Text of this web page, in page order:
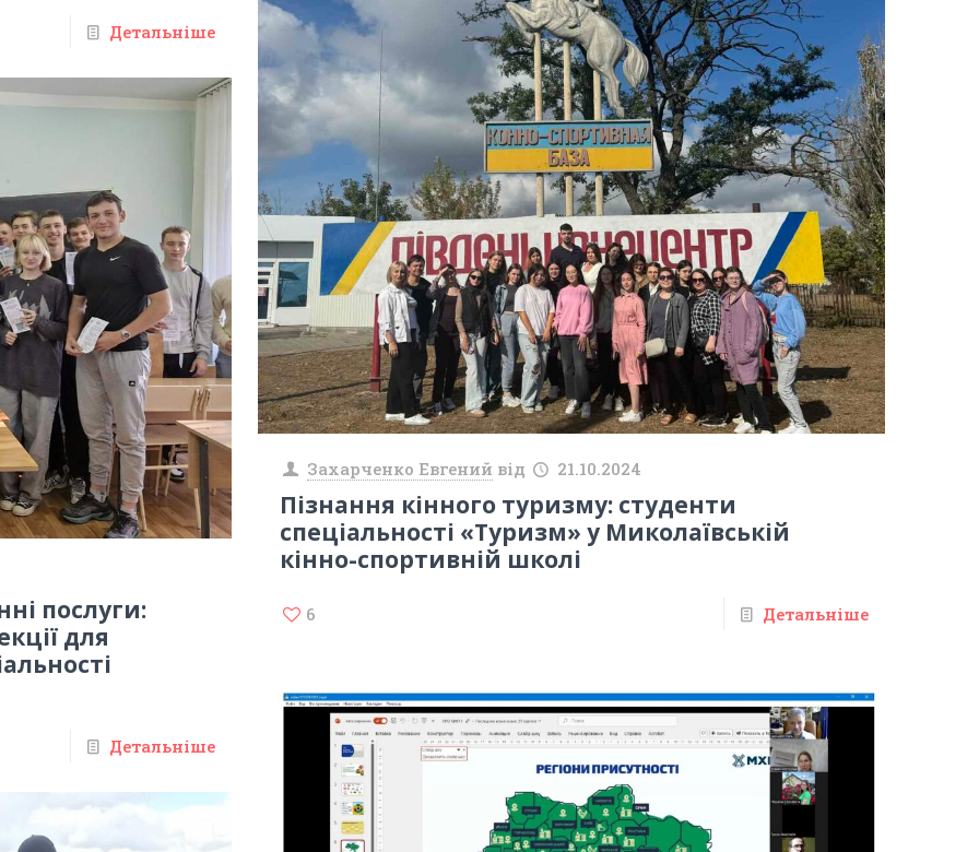
Детальніше
Захарченко Евгений від 21.10.2024
Пізнання кінного туризму: студенти
спеціальності «Туризм» у Миколаївській
кінно-спортивній школі
6 Детальніше
послуги:
для
Детальніше